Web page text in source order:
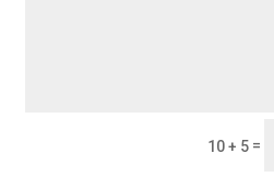
10 + 5=